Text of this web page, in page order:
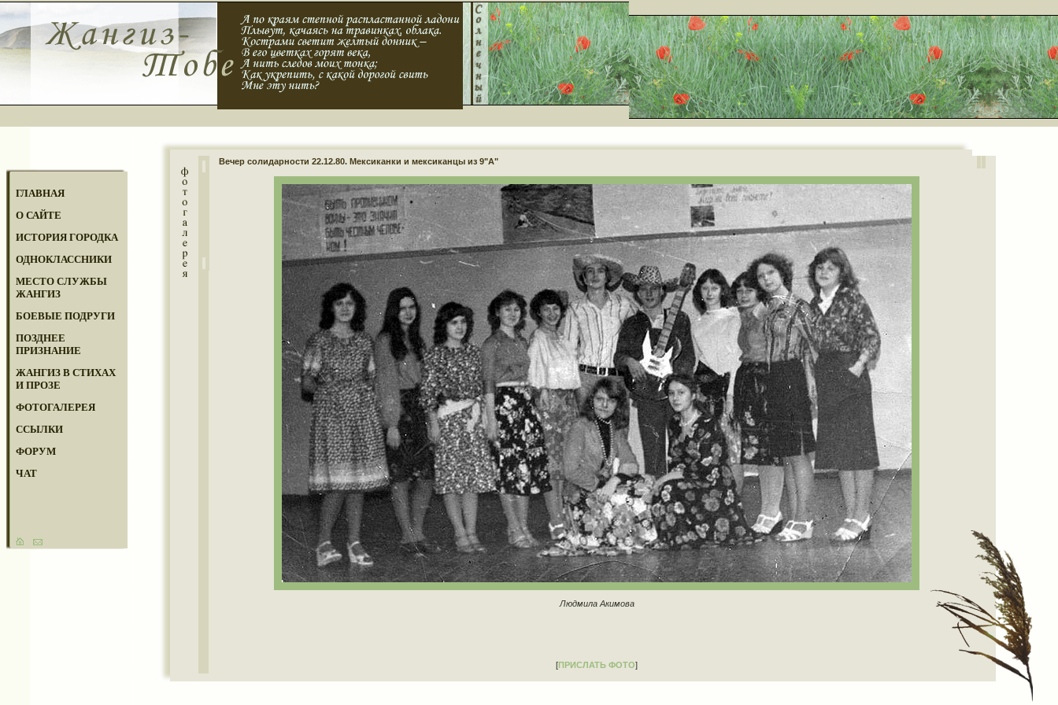
ГЛАВНАЯ
О САЙТЕ
ИСТОРИЯ ГОРОДКА
ОДНОКЛАССНИКИ
МЕСТО СЛУЖБЫ
ЖАНГИЗ
БОЕВЫЕ ПОДРУГИ
ПОЗДНЕЕ
ПРИЗНАНИЕ
ЖАНГИЗ В СТИХАХ
И ПРОЗЕ
ФОТОГАЛЕРЕЯ
ССЫЛКИ
ФОРУМ
ЧАТ
Вечер солидарности 22.12.80. Мексиканки и мексиканцы из 9"А"
Людмила Акимова
[ПРИСЛАТЬ ФОТО]